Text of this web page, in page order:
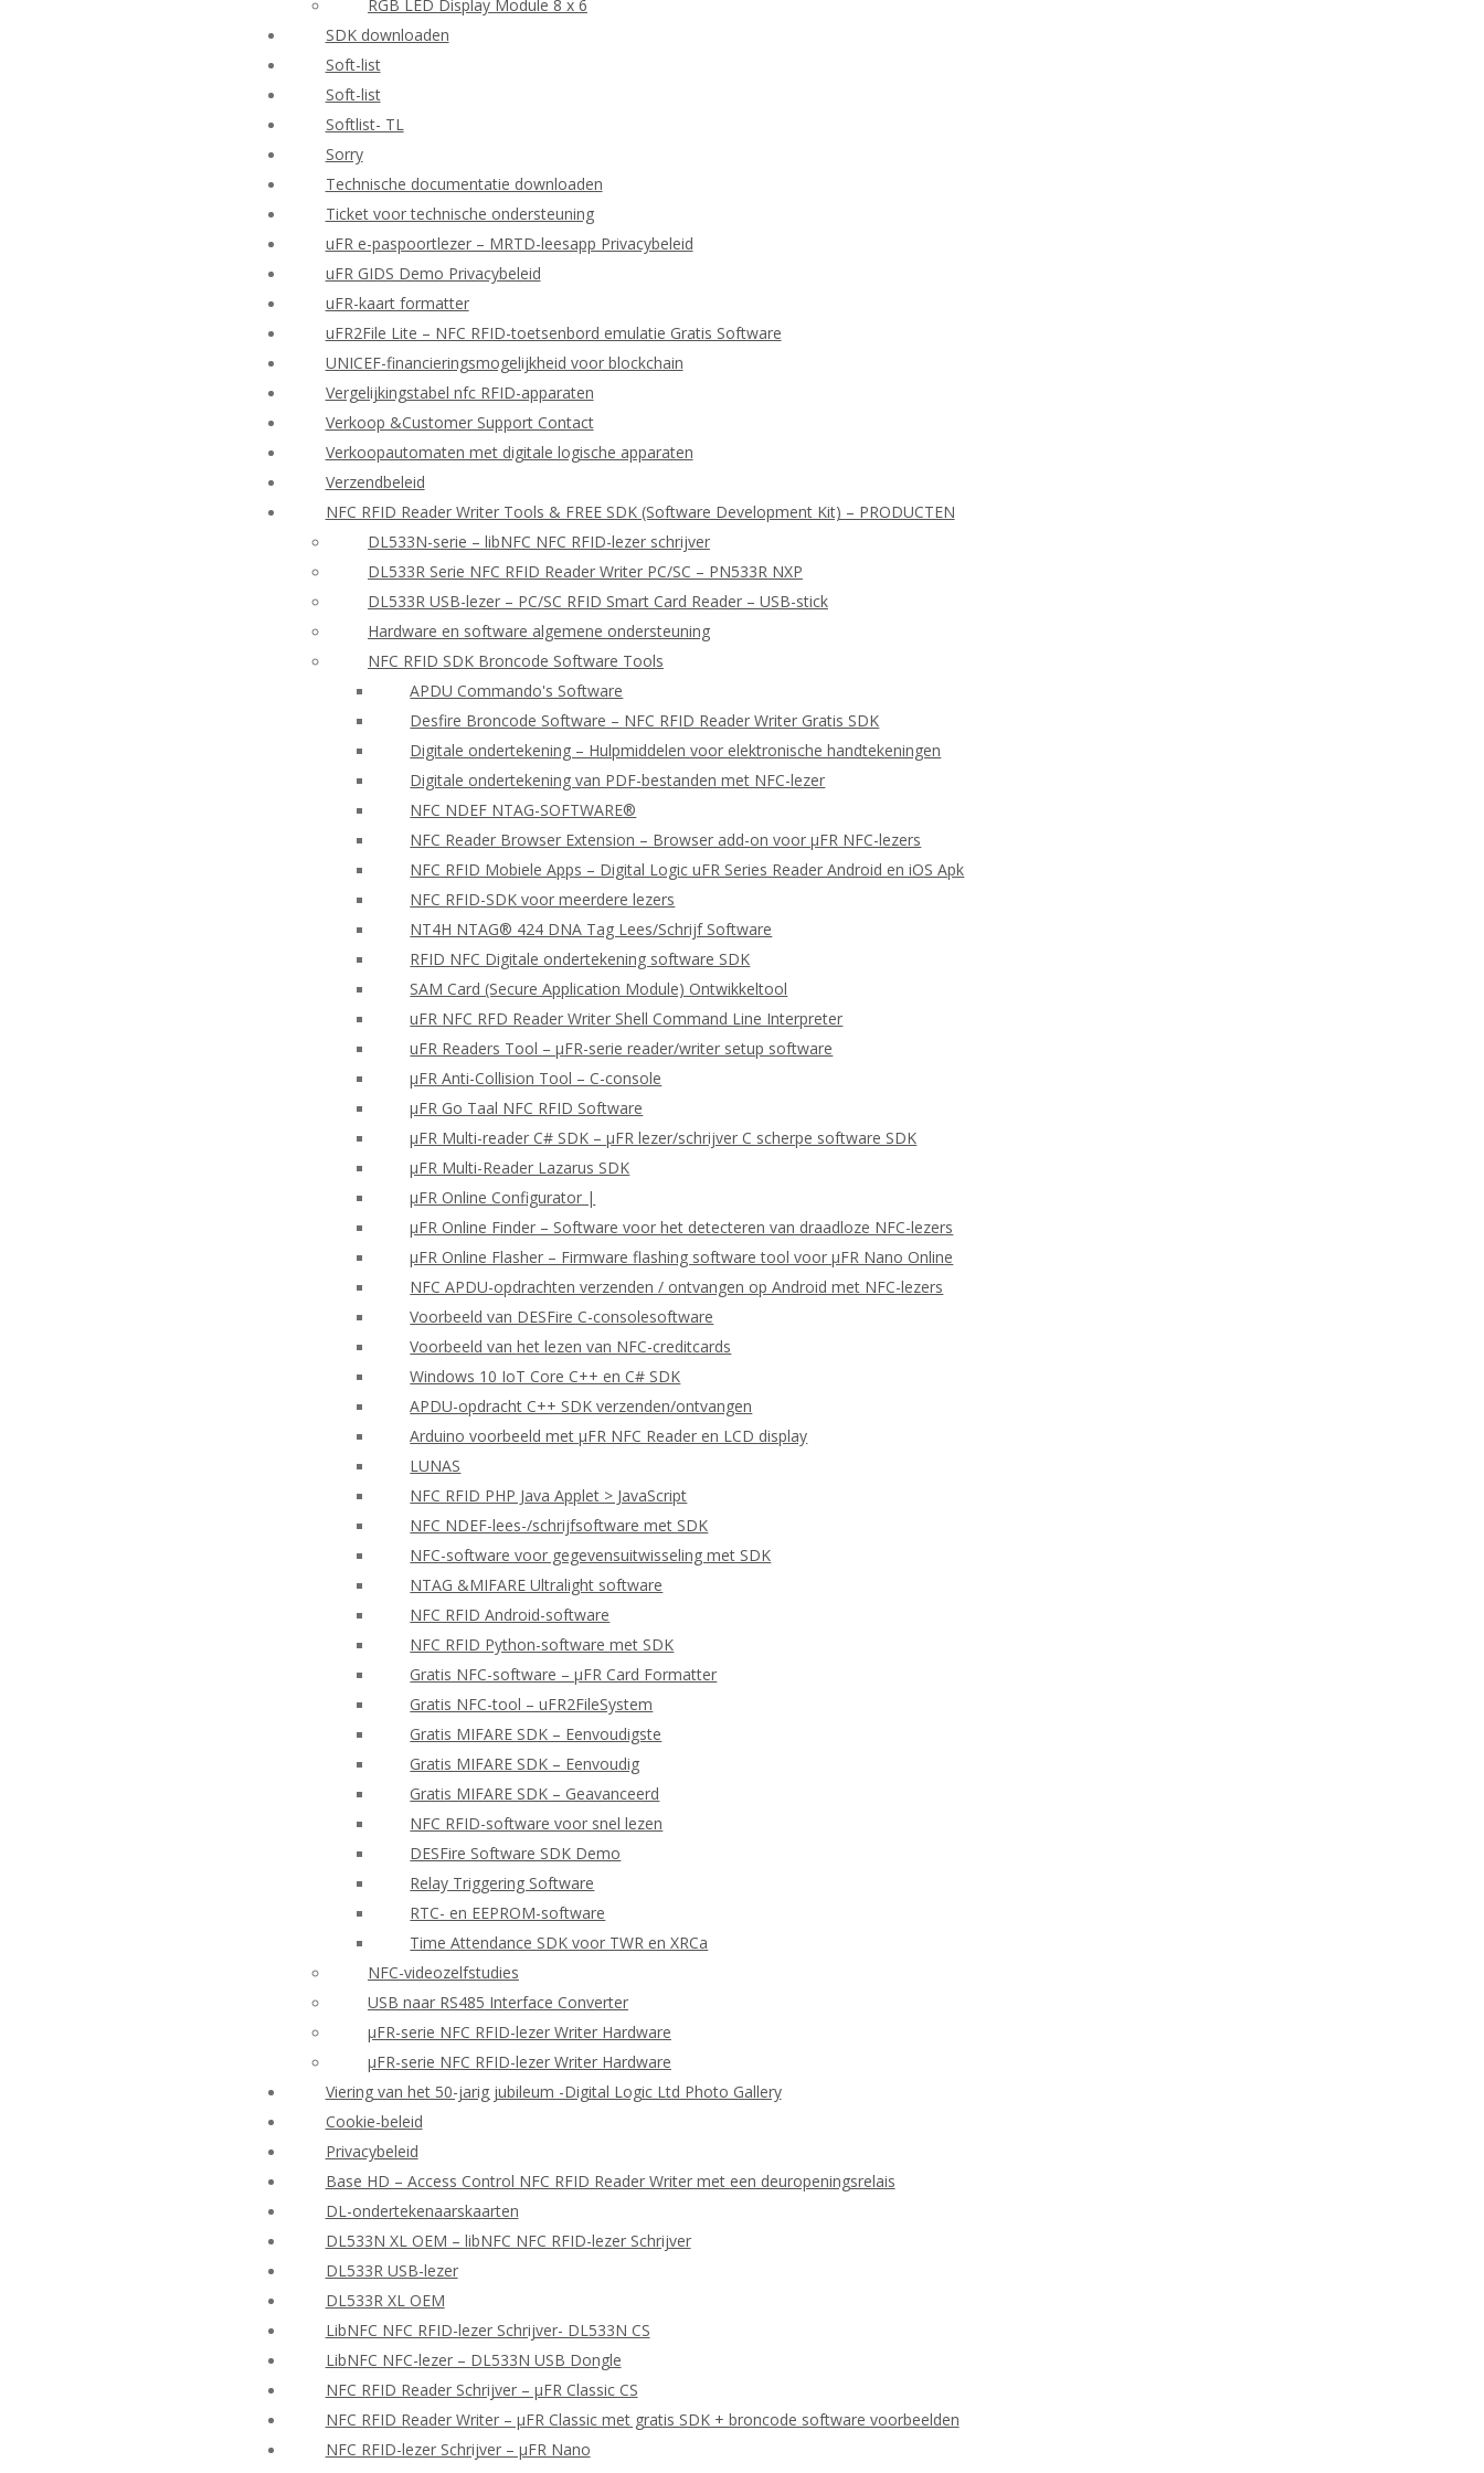
RGB LED Display Module 8 x 6
SDK downloaden
Soft-list
Soft-list
Softlist- TL
Sorry
Technische documentatie downloaden
Ticket voor technische ondersteuning
uFR e-paspoortlezer – MRTD-leesapp Privacybeleid
uFR GIDS Demo Privacybeleid
uFR-kaart formatter
uFR2File Lite – NFC RFID-toetsenbord emulatie Gratis Software
UNICEF-financieringsmogelijkheid voor blockchain
Vergelijkingstabel nfc RFID-apparaten
Verkoop &Customer Support Contact
Verkoopautomaten met digitale logische apparaten
Verzendbeleid
NFC RFID Reader Writer Tools & FREE SDK (Software Development Kit) – PRODUCTEN
DL533N-serie – libNFC NFC RFID-lezer schrijver
DL533R Serie NFC RFID Reader Writer PC/SC – PN533R NXP
DL533R USB-lezer – PC/SC RFID Smart Card Reader – USB-stick
Hardware en software algemene ondersteuning
NFC RFID SDK Broncode Software Tools
APDU Commando's Software
Desfire Broncode Software – NFC RFID Reader Writer Gratis SDK
Digitale ondertekening – Hulpmiddelen voor elektronische handtekeningen
Digitale ondertekening van PDF-bestanden met NFC-lezer
NFC NDEF NTAG-SOFTWARE®
NFC Reader Browser Extension – Browser add-on voor μFR NFC-lezers
NFC RFID Mobiele Apps – Digital Logic uFR Series Reader Android en iOS Apk
NFC RFID-SDK voor meerdere lezers
NT4H NTAG® 424 DNA Tag Lees/Schrijf Software
RFID NFC Digitale ondertekening software SDK
SAM Card (Secure Application Module) Ontwikkeltool
uFR NFC RFD Reader Writer Shell Command Line Interpreter
uFR Readers Tool – μFR-serie reader/writer setup software
μFR Anti-Collision Tool – C-console
μFR Go Taal NFC RFID Software
μFR Multi-reader C# SDK – μFR lezer/schrijver C scherpe software SDK
μFR Multi-Reader Lazarus SDK
μFR Online Configurator |
μFR Online Finder – Software voor het detecteren van draadloze NFC-lezers
μFR Online Flasher – Firmware flashing software tool voor μFR Nano Online
NFC APDU-opdrachten verzenden / ontvangen op Android met NFC-lezers
Voorbeeld van DESFire C-consolesoftware
Voorbeeld van het lezen van NFC-creditcards
Windows 10 IoT Core C++ en C# SDK
APDU-opdracht C++ SDK verzenden/ontvangen
Arduino voorbeeld met μFR NFC Reader en LCD display
LUNAS
NFC RFID PHP Java Applet > JavaScript
NFC NDEF-lees-/schrijfsoftware met SDK
NFC-software voor gegevensuitwisseling met SDK
NTAG &MIFARE Ultralight software
NFC RFID Android-software
NFC RFID Python-software met SDK
Gratis NFC-software – μFR Card Formatter
Gratis NFC-tool – uFR2FileSystem
Gratis MIFARE SDK – Eenvoudigste
Gratis MIFARE SDK – Eenvoudig
Gratis MIFARE SDK – Geavanceerd
NFC RFID-software voor snel lezen
DESFire Software SDK Demo
Relay Triggering Software
RTC- en EEPROM-software
Time Attendance SDK voor TWR en XRCa
NFC-videozelfstudies
USB naar RS485 Interface Converter
μFR-serie NFC RFID-lezer Writer Hardware
μFR-serie NFC RFID-lezer Writer Hardware
Viering van het 50-jarig jubileum -Digital Logic Ltd Photo Gallery
Cookie-beleid
Privacybeleid
Base HD – Access Control NFC RFID Reader Writer met een deuropeningsrelais
DL-ondertekenaarskaarten
DL533N XL OEM – libNFC NFC RFID-lezer Schrijver
DL533R USB-lezer
DL533R XL OEM
LibNFC NFC RFID-lezer Schrijver- DL533N CS
LibNFC NFC-lezer – DL533N USB Dongle
NFC RFID Reader Schrijver – μFR Classic CS
NFC RFID Reader Writer – μFR Classic met gratis SDK + broncode software voorbeelden
NFC RFID-lezer Schrijver – μFR Nano